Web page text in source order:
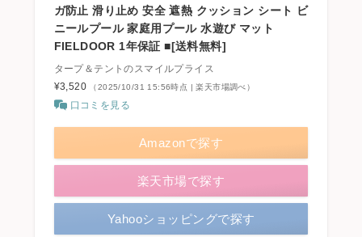
ガ防止 滑り止め 安全 遮熱 クッション シート ビ
ニールプール 家庭用プール 水遊び マット
FIELDOOR 1年保証 ■[送料無料]
タープ＆テントのスマイルプライス
¥3,520
（2025/10/31 15:56時点 | 楽天市場調べ）
口コミを見る
Amazonで探す
楽天市場で探す
Yahooショッピングで探す